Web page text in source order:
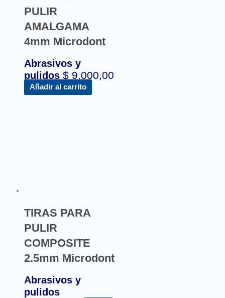
PULIR
AMALGAMA
4mm Microdont
Abrasivos y
pulidos $ 9.000,00
Añadir al carrito
TIRAS PARA
PULIR
COMPOSITE
2.5mm Microdont
Abrasivos y
pulidos